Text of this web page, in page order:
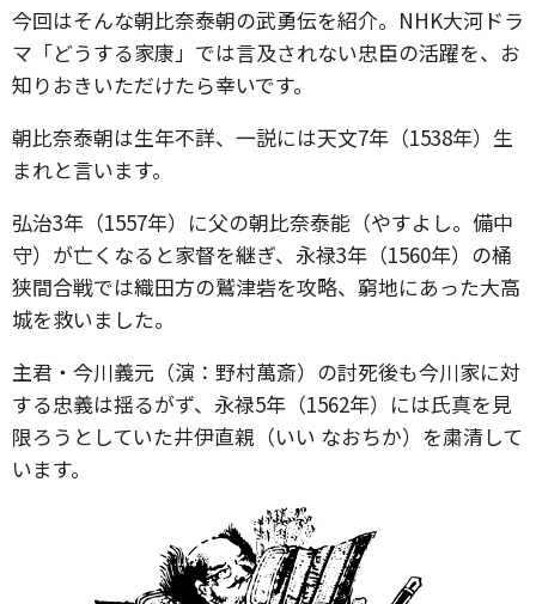
今回はそんな朝比奈泰朝の武勇伝を紹介。NHK大河ドラ
マ「どうする家康」では言及されない忠臣の活躍を、お
知りおきいただけたら幸いです。
朝比奈泰朝は生年不詳、一説には天文7年（1538年）生
まれと言います。
弘治3年（1557年）に父の朝比奈泰能（やすよし。備中
守）が亡くなると家督を継ぎ、永禄3年（1560年）の桶
狭間合戦では織田方の鷲津砦を攻略、窮地にあった大高
城を救いました。
主君・今川義元（演：野村萬斎）の討死後も今川家に対
する忠義は揺るがず、永禄5年（1562年）には氏真を見
限ろうとしていた井伊直親（いい なおちか）を粛清して
います。